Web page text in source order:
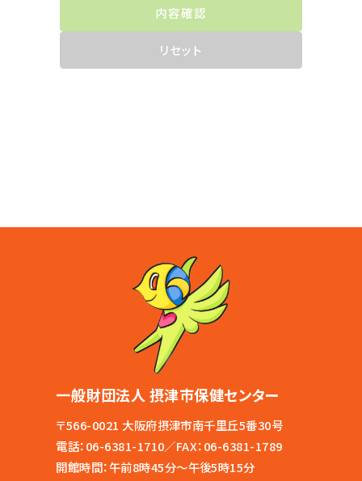
一般財団法人 摂津市保健センター
〒566-0021 大阪府摂津市南千里丘5番30号
電話：06-6381-1710／FAX：06-6381-1789
開館時間：午前8時45分～午後5時15分